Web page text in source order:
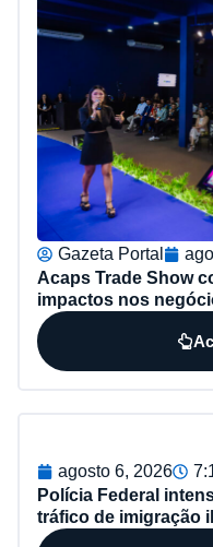
Gazeta Portal
Acaps Trade Show
impactos nos
agosto 6, 2026
Polícia Federal
tráfico de imigração